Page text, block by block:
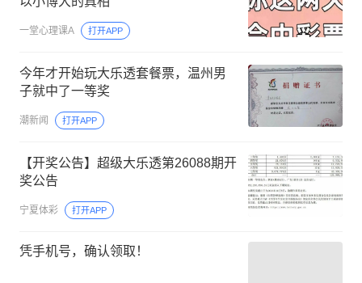
一堂心理课A 打开APP
今年才开始玩大乐透套餐票，温州男
子就中了一等奖
潮新闻 打开APP
【开奖公告】超级大乐透第26088期开
奖公告
宁夏体彩 打开APP
凭手机号，确认领取！